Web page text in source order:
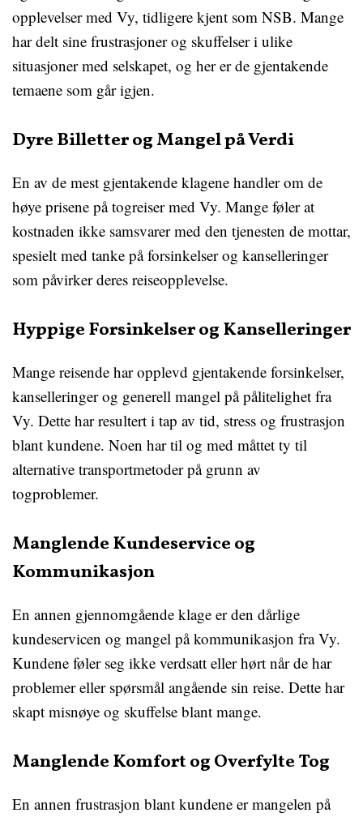
opplevelser med Vy, tidligere kjent som NSB. Mange
har delt sine frustrasjoner og skuffelser i ulike
situasjoner med selskapet, og her er de gjentakende
temaene som går igjen.
Dyre Billetter og Mangel på Verdi
En av de mest gjentakende klagene handler om de
høye prisene på togreiser med Vy. Mange føler at
kostnaden ikke samsvarer med den tjenesten de mottar,
spesielt med tanke på forsinkelser og kanselleringer
som påvirker deres reiseopplevelse.
Hyppige Forsinkelser og Kanselleringer
Mange reisende har opplevd gjentakende forsinkelser,
kanselleringer og generell mangel på pålitelighet fra
Vy. Dette har resultert i tap av tid, stress og frustrasjon
blant kundene. Noen har til og med måttet ty til
alternative transportmetoder på grunn av
togproblemer.
Manglende Kundeservice og
Kommunikasjon
En annen gjennomgående klage er den dårlige
kundeservicen og mangel på kommunikasjon fra Vy.
Kundene føler seg ikke verdsatt eller hørt når de har
problemer eller spørsmål angående sin reise. Dette har
skapt misnøye og skuffelse blant mange.
Manglende Komfort og Overfylte Tog
En annen frustrasjon blant kundene er mangelen på